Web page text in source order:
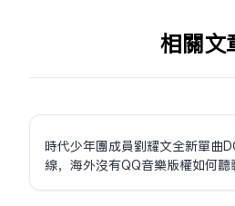
相关文
時代少年團成員劉耀文全新單曲
線，海外沒有QQ音樂版權如何聽